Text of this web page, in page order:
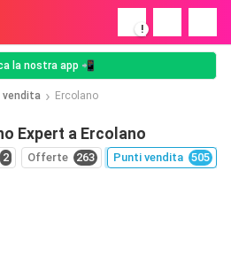
!
la nostra app 📲
Ercolano
Expert a Ercolano
2 Offerte 263 Punti vendita 505